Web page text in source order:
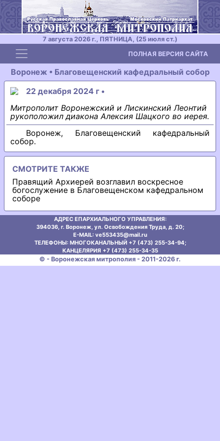
7 августа 2026 г., ПЯТНИЦА, (25 июля ст.)
Toggle navigation ПОЛНАЯ ВЕРСИЯ САЙТА
Воронеж • Благовещенский кафедральный собор
22 декабря 2024 г •
Митрополит Воронежский и Лискинский Леонтий
рукоположил диакона Алексия Шацкого во иерея.
Воронеж, Благовещенский кафедральный
собор.
СМОТРИТЕ ТАКЖЕ
Правящий Архиерей возглавил воскресное
богослужение в Благовещенском кафедральном
соборе
АДРЕС ЕПАРХИАЛЬНОГО УПРАВЛЕНИЯ:
394036, г. Воронеж, ул. Освобождения Труда, д. 20;
E-MAIL: ve553435@mаil.ru
ТЕЛЕФОНЫ: МНОГОКАНАЛЬНЫЙ +7 (473) 255-34-94;
КАНЦЕЛЯРИЯ +7 (473) 255-34-35
© - Воронежская митрополия - 2011-2026 г.